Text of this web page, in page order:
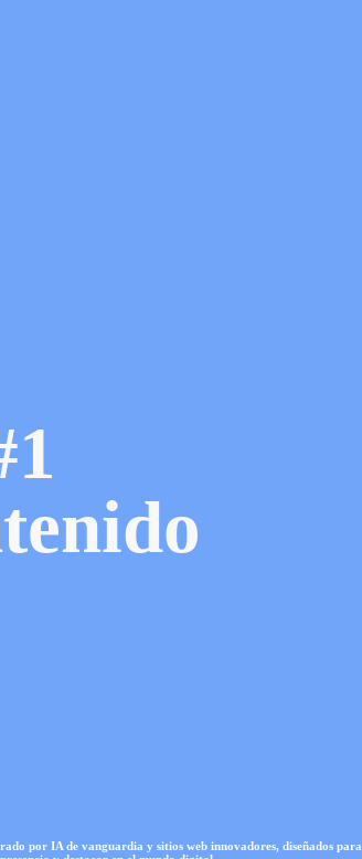
por IA de vanguardia y sitios web innovadores, diseñados para